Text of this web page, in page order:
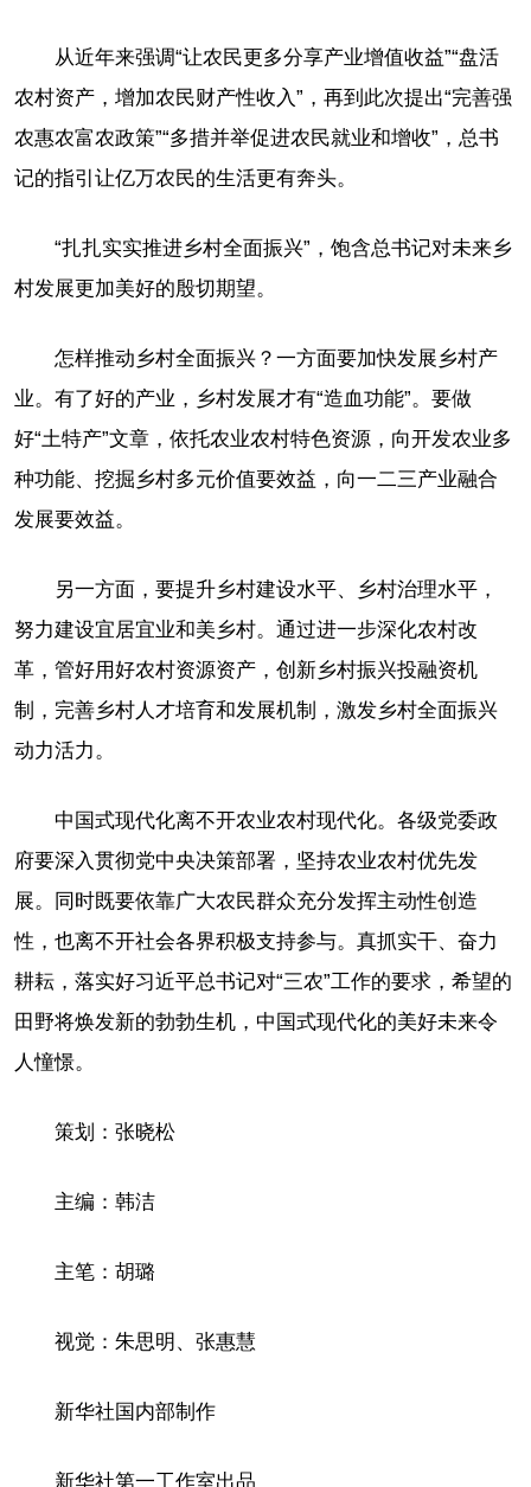
从近年来强调“让农民更多分享产业增值收益”“盘活
农村资产，增加农民财产性收入”，再到此次提出“完善强
农惠农富农政策”“多措并举促进农民就业和增收”，总书
记的指引让亿万农民的生活更有奔头。
“扎扎实实推进乡村全面振兴”，饱含总书记对未来乡
村发展更加美好的殷切期望。
怎样推动乡村全面振兴？一方面要加快发展乡村产
业。有了好的产业，乡村发展才有“造血功能”。要做
好“土特产”文章，依托农业农村特色资源，向开发农业多
种功能、挖掘乡村多元价值要效益，向一二三产业融合
发展要效益。
另一方面，要提升乡村建设水平、乡村治理水平，
努力建设宜居宜业和美乡村。通过进一步深化农村改
革，管好用好农村资源资产，创新乡村振兴投融资机
制，完善乡村人才培育和发展机制，激发乡村全面振兴
动力活力。
中国式现代化离不开农业农村现代化。各级党委政
府要深入贯彻党中央决策部署，坚持农业农村优先发
展。同时既要依靠广大农民群众充分发挥主动性创造
性，也离不开社会各界积极支持参与。真抓实干、奋力
耕耘，落实好习近平总书记对“三农”工作的要求，希望的
田野将焕发新的勃勃生机，中国式现代化的美好未来令
人憧憬。
策划：张晓松
主编：韩洁
主笔：胡璐
视觉：朱思明、张惠慧
新华社国内部制作
新华社第一工作室出品